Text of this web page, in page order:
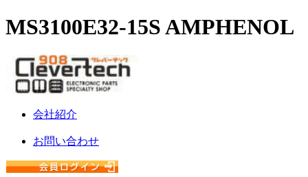
MS3100E32-15S AMPHENOL
会社紹介
お問い合わせ